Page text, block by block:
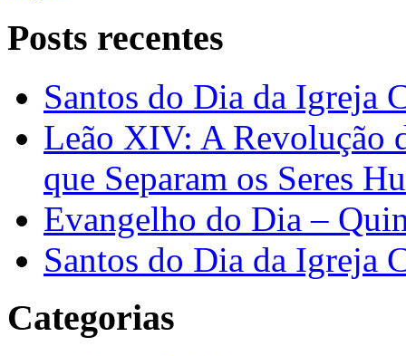
Posts recentes
Santos do Dia da Igreja
Leão XIV: A Revolução
que Separam os Seres
Evangelho do Dia –
Santos do Dia da Igreja
Categorias